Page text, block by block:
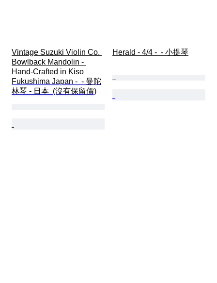
Vintage Suzuki Violin Co.
Bowlback Mandolin -
Hand-Crafted in Kiso
Fukushima Japan -  - 曼陀
林琴 - 日本  (沒有保留價)
Herald - 4/4 -  - 小提琴